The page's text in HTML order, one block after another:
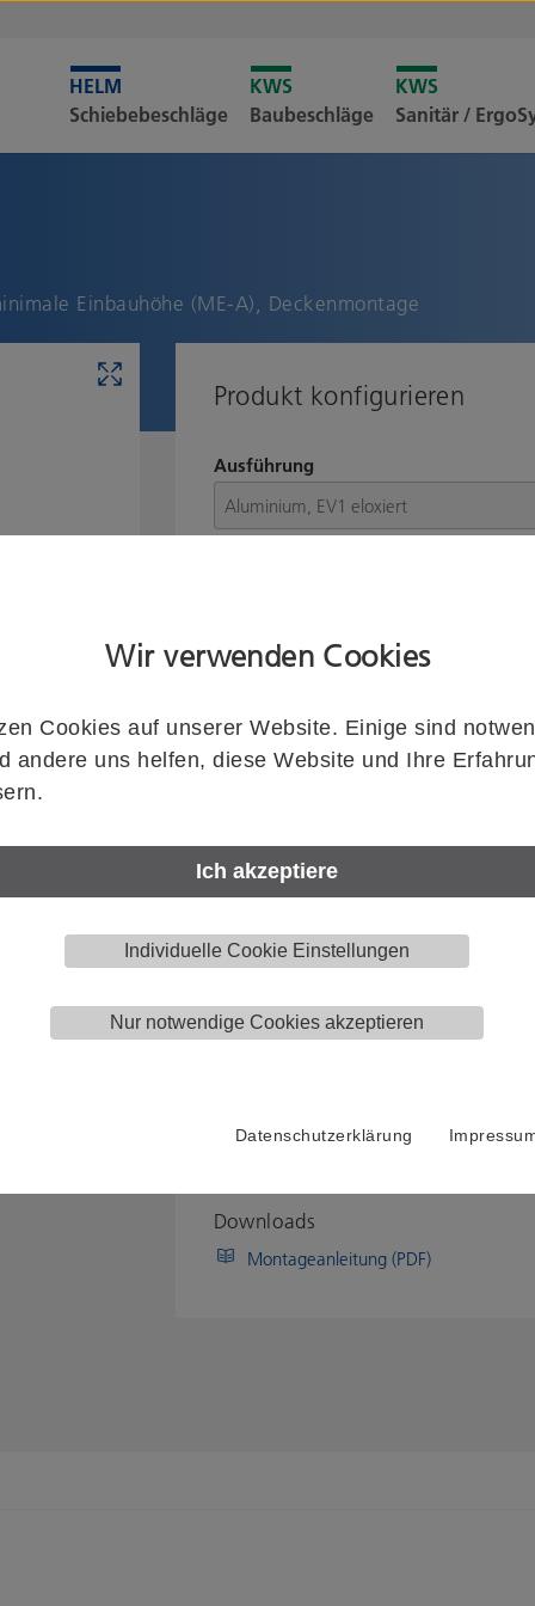
Wir verwenden Cookies
Cookies auf unserer Website. Einige sind
andere uns helfen, diese Website und Ihre
Ich akzeptiere
Individuelle Cookie Einstellungen
Nur notwendige Cookies akzeptieren
Datenschutzerklärung
Schiebebeschläge Baubeschläge Sanitär /
Einbauhöhe (ME-A), Deckenmontage
Zeichnung zeigt HELM MK.L80.H.122..
Produkt konfigurieren
Ausführung
Einzugsdämpfung
Laufschienenlänge
Artikelnummer
HELMMK.L80.H.122.41.1.00.2000
Menge
Downloads
Montageanleitung (PDF)